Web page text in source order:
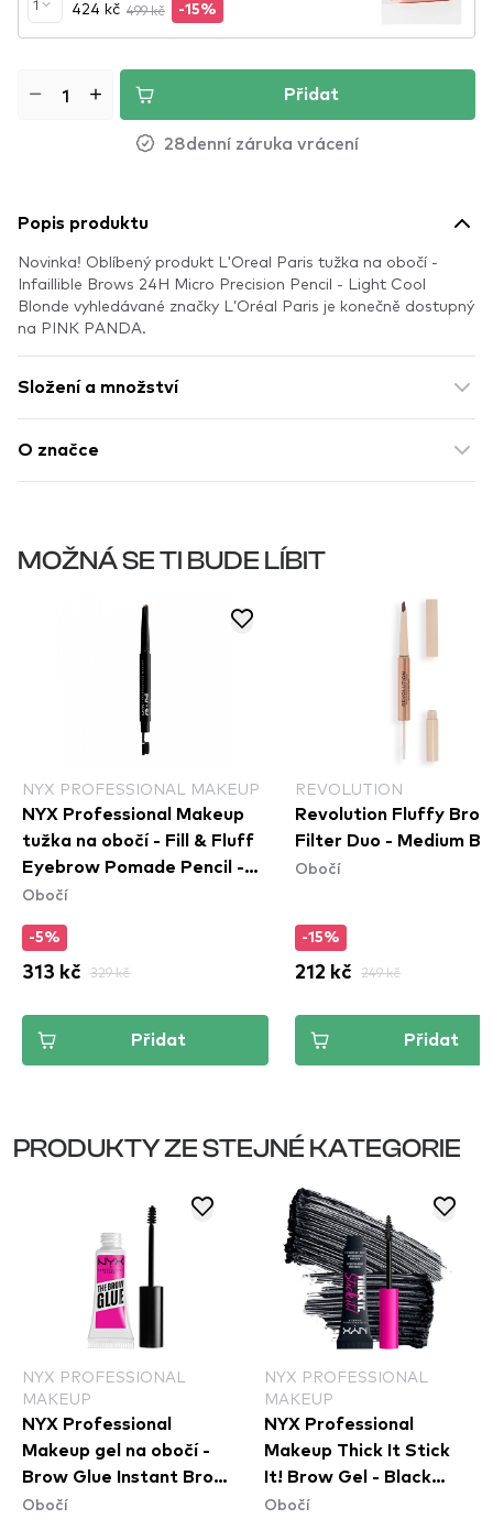
1 424 kč 499 kč -15%
Přidat
28denní záruka vrácení
Popis produktu
Novinka! Oblíbený produkt L'Oreal Paris tužka na obočí -
Infaillible Brows 24H Micro Precision Pencil - Light Cool
Blonde vyhledávané značky L’Oréal Paris je konečně dostupný
na PINK PANDA.
Složení a množství
O značce
MOŽNÁ SE TI BUDE LÍBIT
NYX PROFESSIONAL MAKEUP
NYX Professional Makeup
tužka na obočí - Fill & Fluff
Eyebrow Pomade Pencil -
Blonde (FFEP01)
Obočí
-5%
313 kč 329 kč
Přidat
REVOLUTION
Revolution Fluffy
Filter Duo - Medium
Obočí
-15%
212 kč 249 kč
Přidat
PRODUKTY ZE STEJNÉ KATEGORIE
NYX PROFESSIONAL
MAKEUP
NYX Professional
Makeup gel na obočí -
Brow Glue Instant Brow
Styler
Obočí
NYX PROFESSIONAL
MAKEUP
NYX Professional
Makeup Thick It Stick
It! Brow Gel - Black
(TISI08)
Obočí